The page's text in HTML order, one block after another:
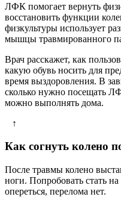
ЛФК помогает вернуть
восстановить функции
физкультуры использует
мышцы травмированного
Врач расскажет, как
какую обувь носить для
время выздоровления. В
сколько нужно посещать
можно выполнять дома.
↑
Как согнуть колено
После травмы колено
ноги. Попробовать стать
опереться, перелома нет.